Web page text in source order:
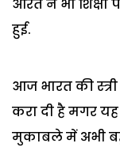
औरत ने भी शिक्षा
हुई.
आज भारत की स्त्री
करा दी है मगर
मुकाबले में अभी